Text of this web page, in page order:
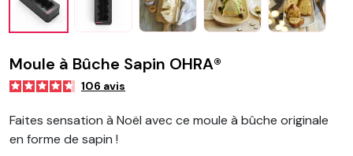
Moule à Bûche Sapin OHRA®
106 avis
Faites sensation à Noël avec ce moule à bûche originale
en forme de sapin !